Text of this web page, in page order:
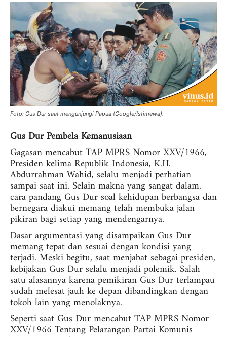
Foto: Gus Dur saat mengunjungi Papua (Google/Istimewa).
Gus Dur Pembela Kemanusiaan
Gagasan mencabut TAP MPRS Nomor XXV/1966,
Presiden kelima Republik Indonesia, K.H.
Abdurrahman Wahid, selalu menjadi perhatian
sampai saat ini. Selain makna yang sangat dalam,
cara pandang Gus Dur soal kehidupan berbangsa dan
bernegara diakui memang telah membuka jalan
pikiran bagi setiap yang mendengarnya.
Dasar argumentasi yang disampaikan Gus Dur
memang tepat dan sesuai dengan kondisi yang
terjadi. Meski begitu, saat menjabat sebagai presiden,
kebijakan Gus Dur selalu menjadi polemik. Salah
satu alasannya karena pemikiran Gus Dur terlampau
sudah melesat jauh ke depan dibandingkan dengan
tokoh lain yang menolaknya.
Seperti saat Gus Dur mencabut TAP MPRS Nomor
XXV/1966 Tentang Pelarangan Partai Komunis